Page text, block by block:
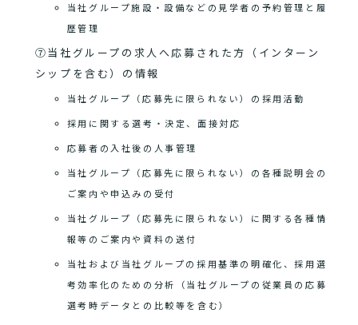
当社グループ施設・設備などの見学者の予約管理と履
歴管理
⑦当社グループの求人へ応募された方（インターン
シップを含む）の情報
当社グループ（応募先に限られない）の採用活動
採用に関する選考・決定、面接対応
応募者の入社後の人事管理
当社グループ（応募先に限られない）の各種説明会の
ご案内や申込みの受付
当社グループ（応募先に限られない）に関する各種情
報等のご案内や資料の送付
当社および当社グループの採用基準の明確化、採用選
考効率化のための分析（当社グループの従業員の応募
選考時データとの比較等を含む）